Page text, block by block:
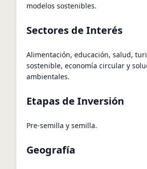
modelos sostenibles.
Sectores de Interés
Alimentación, educación, salud,
sostenible, economía circular y
ambientales.
Etapas de Inversión
Pre-semilla y semilla.
Geografía